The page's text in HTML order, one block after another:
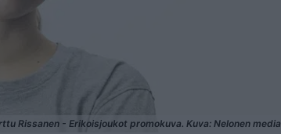
Rissanen - Erikoisjoukot promokuva. Kuva: Nelonen media